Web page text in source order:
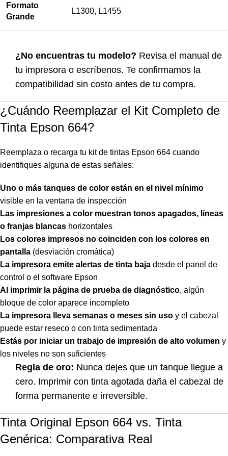
Formato
Grande
L1300, L1455
¿No encuentras tu modelo? Revisa el manual de
tu impresora o escríbenos. Te confirmamos la
compatibilidad sin costo antes de tu compra.
¿Cuándo Reemplazar el Kit Completo de
Tinta Epson 664?
Reemplaza o recarga tu kit de tintas Epson 664 cuando
identifiques alguna de estas señales:
Uno o más tanques de color están en el nivel mínimo
visible en la ventana de inspección
Las impresiones a color muestran tonos apagados, líneas
o franjas blancas horizontales
Los colores impresos no coinciden con los colores en
pantalla (desviación cromática)
La impresora emite alertas de tinta baja desde el panel de
control o el software Epson
Al imprimir la página de prueba de diagnóstico, algún
bloque de color aparece incompleto
La impresora lleva semanas o meses sin uso y el cabezal
puede estar reseco o con tinta sedimentada
Estás por iniciar un trabajo de impresión de alto volumen y
los niveles no son suficientes
Regla de oro: Nunca dejes que un tanque llegue a
cero. Imprimir con tinta agotada daña el cabezal de
forma permanente e irreversible.
Tinta Original Epson 664 vs. Tinta
Genérica: Comparativa Real